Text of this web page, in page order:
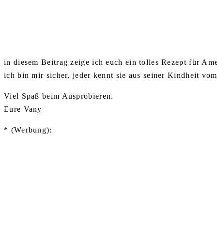
in diesem Beitrag zeige ich euch ein tolles Rezept für
ich bin mir sicher, jeder kennt sie aus seiner Kindheit
Viel Spaß beim Ausprobieren.
Eure Vany
* (Werbung):